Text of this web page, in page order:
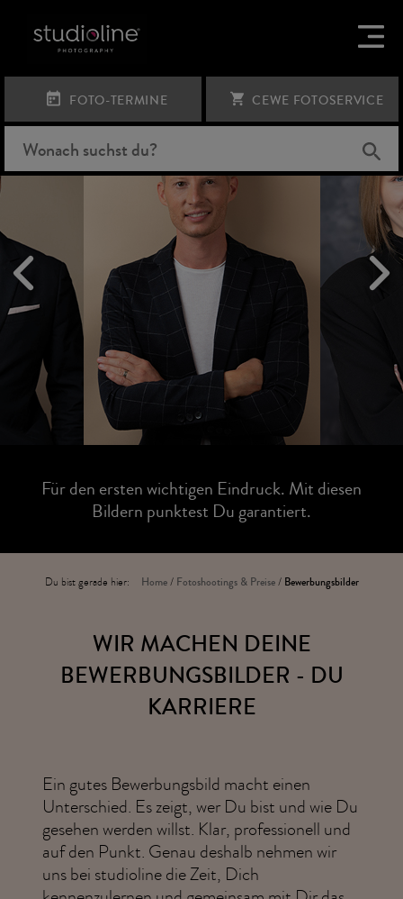
FOTO-TERMINE CEWE FOTOSERVICE
BEWERBUNGSBILDER
Für den ersten wichtigen Eindruck. Mit diesen
Bildern punktest Du garantiert.
Du bist gerade hier: Home / Fotoshootings & Preise / Bewerbungsbilder
WIR MACHEN DEINE
BEWERBUNGSBILDER - DU
KARRIERE
Ein gutes Bewerbungsbild macht einen
Unterschied. Es zeigt, wer Du bist und wie Du
gesehen werden willst. Klar, professionell und
auf den Punkt. Genau deshalb nehmen wir
uns bei studioline die Zeit, Dich